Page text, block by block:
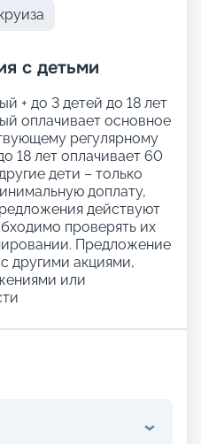
с детьми
+ до 3 детей до 18 лет
оплачивает основное
регулярному
18 лет оплачивает 60
дети – только
доплату,
действуют
проверять их
Предложение
другими акциями,
или